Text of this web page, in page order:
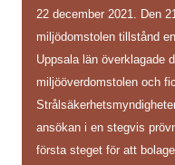
22 december 2021. Den
miljödomstolen tillstånd
Uppsala län överklagade
miljööverdomstolen och
ansökan i en stegvis
första steget för att